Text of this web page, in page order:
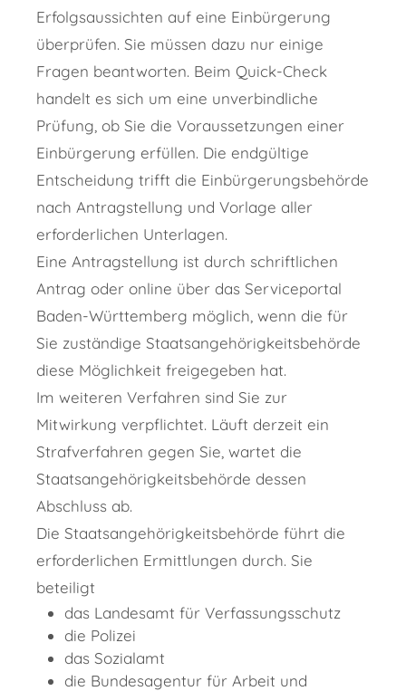
Erfolgsaussichten auf eine Einbürgerung
überprüfen. Sie müssen dazu nur einige
Fragen beantworten. Beim Quick-Check
handelt es sich um eine unverbindliche
Prüfung, ob Sie die Voraussetzungen einer
Einbürgerung erfüllen. Die endgültige
Entscheidung trifft die Einbürgerungsbehörde
nach Antragstellung und Vorlage aller
erforderlichen Unterlagen.
Eine Antragstellung ist durch schriftlichen
Antrag oder online über das Serviceportal
Baden-Württemberg möglich, wenn die für
Sie zuständige Staatsangehörigkeitsbehörde
diese Möglichkeit freigegeben hat.
Im weiteren Verfahren sind Sie zur
Mitwirkung verpflichtet. Läuft derzeit ein
Strafverfahren gegen Sie, wartet die
Staatsangehörigkeitsbehörde dessen
Abschluss ab.
Die Staatsangehörigkeitsbehörde führt die
erforderlichen Ermittlungen durch. Sie
beteiligt
das Landesamt für Verfassungsschutz
die Polizei
das Sozialamt
die Bundesagentur für Arbeit und